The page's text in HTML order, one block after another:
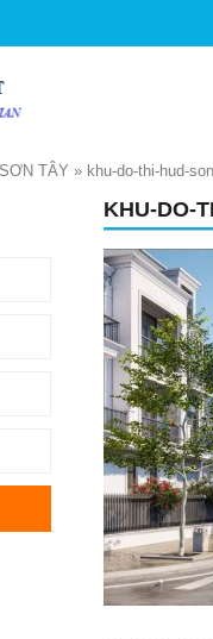
TÂY » khu-do-thi-hud-
KHU-DO-